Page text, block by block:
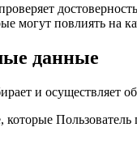
могут повлиять на
данные
и осуществляет
Пользователь